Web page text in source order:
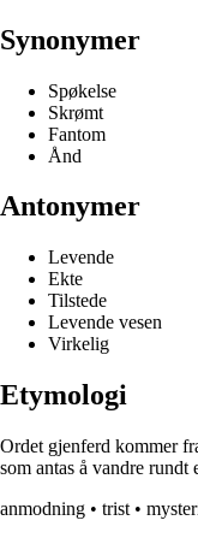
Synonymer
Spøkelse
Skrømt
Fantom
Ånd
Antonymer
Levende
Ekte
Tilstede
Levende vesen
Virkelig
Etymologi
Ordet gjenferd kommer
som antas å vandre rundt
anmodning • trist •